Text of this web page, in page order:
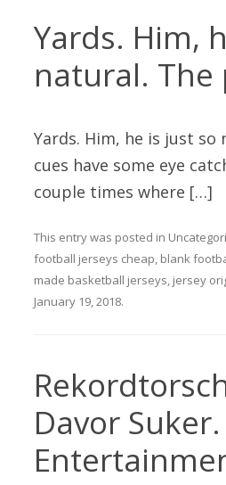
Yards. Him,
natural. The
Yards. Him, he is just so
cues have some eye
couple times where […]
This entry was posted in
football jerseys cheap, blank
made basketball jerseys, jersey
January 19, 2018.
Davor Suker.